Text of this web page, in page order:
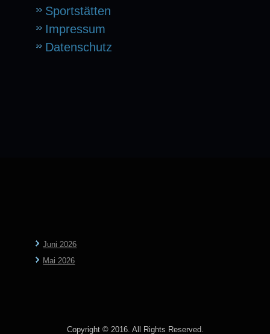
Sportstätten
Impressum
Datenschutz
Juni 2026
Mai 2026
Copyright © 2016. All Rights Reserved.